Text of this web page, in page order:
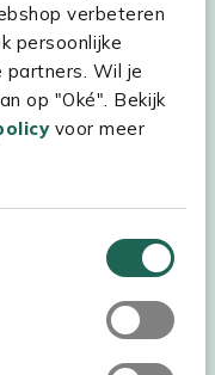
verbeteren
persoonlijke
partners. Wil je
op "Oké". Bekijk
voor meer